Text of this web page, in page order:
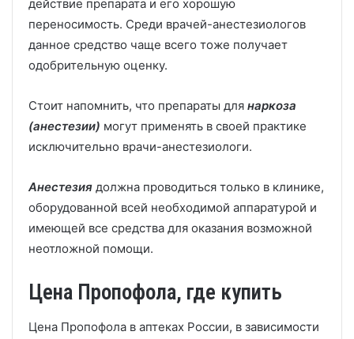
действие препарата и его хорошую
переносимость. Среди врачей-анестезиологов
данное средство чаще всего тоже получает
одобрительную оценку.
Стоит напомнить, что препараты для наркоза
(анестезии) могут применять в своей практике
исключительно врачи-анестезиологи.
Анестезия должна проводиться только в клинике,
оборудованной всей необходимой аппаратурой и
имеющей все средства для оказания возможной
неотложной помощи.
Цена Пропофола, где купить
Цена Пропофола в аптеках России, в зависимости